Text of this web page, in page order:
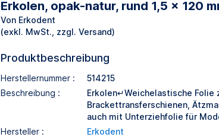
Erkolen, opak-natur, rund 1,5 x 120
Von Erkodent
(exkl. MwSt., zzgl. Versand)
Produktbeschreibung
Herstellernummer :
514215
Beschreibung :
Erkolen↵Weichelastische Folie
Brackettransferschienen,
auch mit Unterziehfolie für
Hersteller :
Erkodent